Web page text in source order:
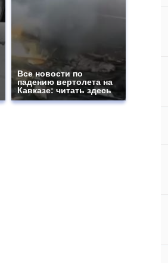
Все новости по
падению вертолета на
Кавказе: читать здесь